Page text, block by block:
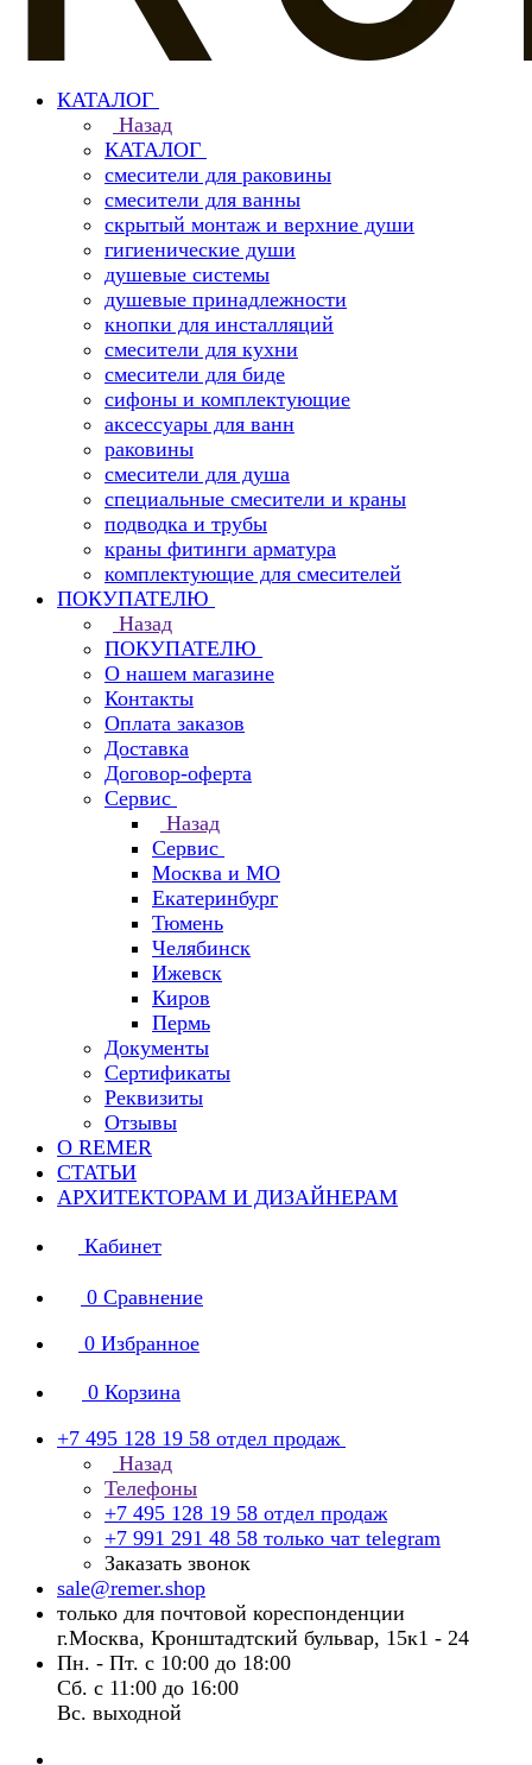
КАТАЛОГ
Назад
КАТАЛОГ
смесители для раковины
смесители для ванны
скрытый монтаж и верхние души
гигиенические души
душевые системы
душевые принадлежности
кнопки для инсталляций
смесители для кухни
смесители для биде
сифоны и комплектующие
аксессуары для ванн
раковины
смесители для душа
специальные смесители и краны
подводка и трубы
краны фитинги арматура
комплектующие для смесителей
ПОКУПАТЕЛЮ
Назад
ПОКУПАТЕЛЮ
О нашем магазине
Контакты
Оплата заказов
Доставка
Договор-оферта
Сервис
Назад
Сервис
Москва и МО
Екатеринбург
Тюмень
Челябинск
Ижевск
Киров
Пермь
Документы
Сертификаты
Реквизиты
Отзывы
О REMER
СТАТЬИ
АРХИТЕКТОРАМ И ДИЗАЙНЕРАМ
Кабинет
0 Сравнение
0 Избранное
0 Корзина
+7 495 128 19 58 отдел продаж
Назад
Телефоны
+7 495 128 19 58 отдел продаж
+7 991 291 48 58 только чат telegram
Заказать звонок
sale@remer.shop
только для почтовой кореспонденции
г.Москва, Кронштадтский бульвар, 15к1 - 24
Пн. - Пт. с 10:00 до 18:00
Сб. с 11:00 до 16:00
Вс. выходной